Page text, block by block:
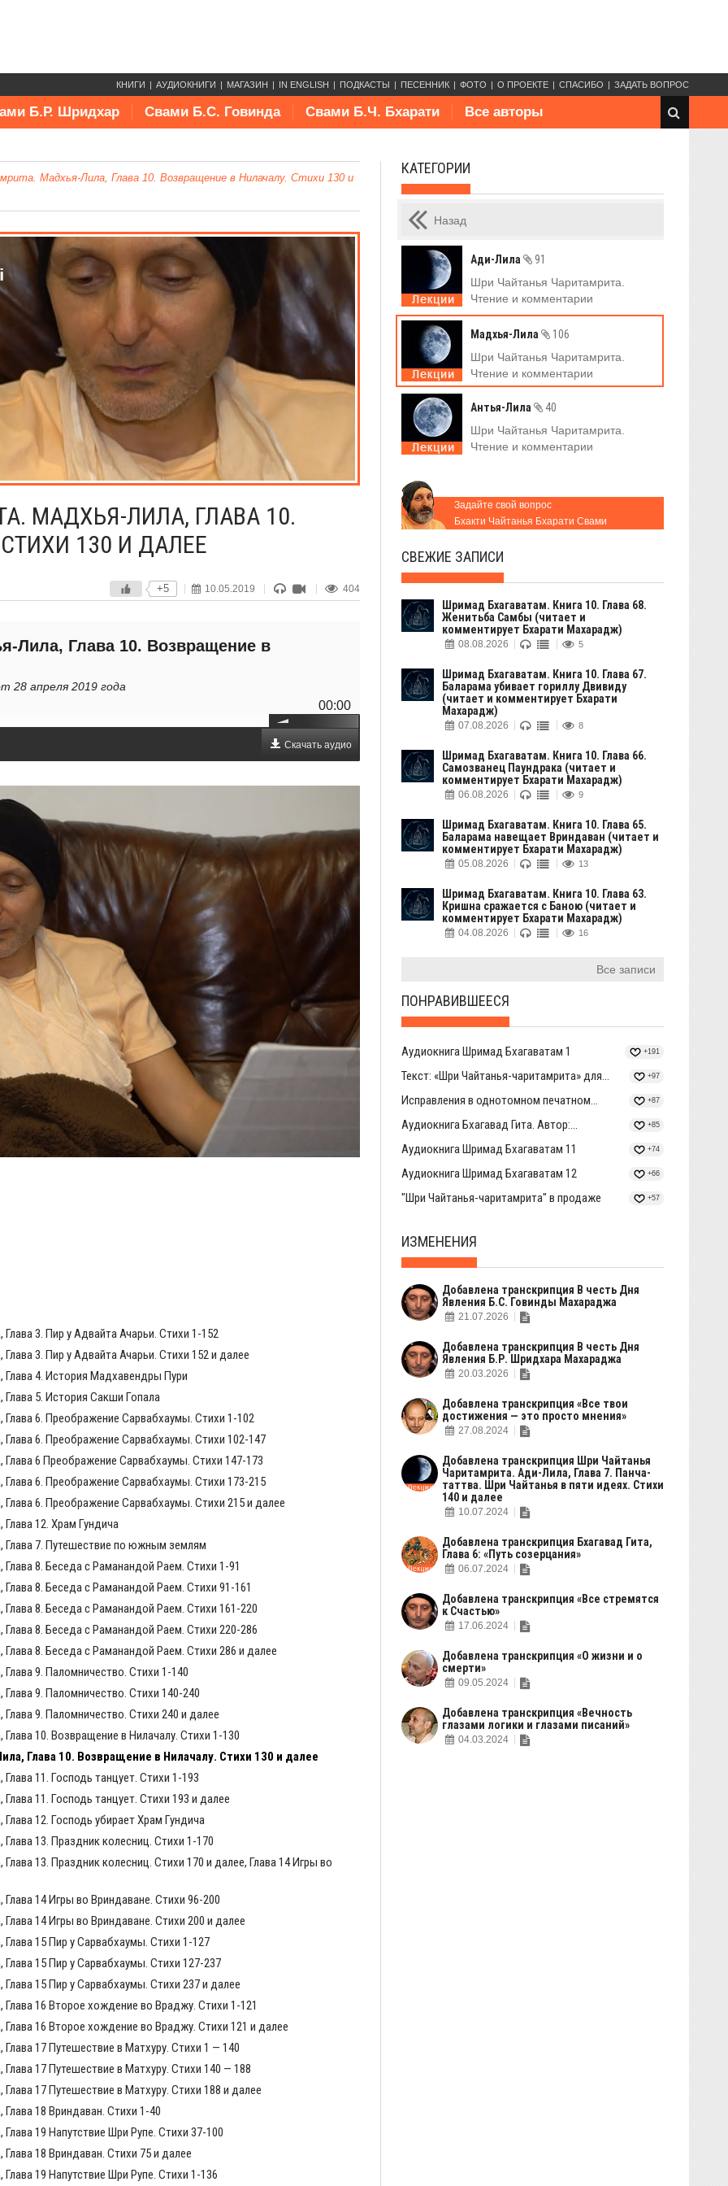
КНИГИ АУДИОКНИГИ МАГАЗИН IN ENGLISH ПОДКАСТЫ ПЕСЕННИК ФОТО О ПРОЕКТЕ СПАСИБО ЗАДАТЬ ВОПРОС
Б.Р. Шридхар Свами Б.С. Говинда Свами Б.Ч. Бхарати Все авторы
Мадхья-Лила, Глава 10. Возвращение в Нилачалу. Стихи 130 и
МАДХЬЯ-ЛИЛА, ГЛАВА 10.
130 И ДАЛЕЕ
+5 10.05.2019 404
Лила, Глава 10. Возвращение в
28 апреля 2019 года
00:00
Скачать аудио
3. Пир у Адвайта Ачарьи. Стихи 1-152
3. Пир у Адвайта Ачарьи. Стихи 152 и далее
4. История Мадхавендры Пури
5. История Сакши Гопала
6. Преображение Сарвабхаумы. Стихи 1-102
6. Преображение Сарвабхаумы. Стихи 102-147
6 Преображение Сарвабхаумы. Стихи 147-173
6. Преображение Сарвабхаумы. Стихи 173-215
6. Преображение Сарвабхаумы. Стихи 215 и далее
12. Храм Гундича
7. Путешествие по южным землям
8. Беседа с Раманандой Раем. Стихи 1-91
8. Беседа с Раманандой Раем. Стихи 91-161
8. Беседа с Раманандой Раем. Стихи 161-220
8. Беседа с Раманандой Раем. Стихи 220-286
8. Беседа с Раманандой Раем. Стихи 286 и далее
9. Паломничество. Стихи 1-140
9. Паломничество. Стихи 140-240
9. Паломничество. Стихи 240 и далее
10. Возвращение в Нилачалу. Стихи 1-130
Глава 10. Возвращение в Нилачалу. Стихи 130 и далее
11. Господь танцует. Стихи 1-193
11. Господь танцует. Стихи 193 и далее
12. Господь убирает Храм Гундича
13. Праздник колесниц. Стихи 1-170
13. Праздник колесниц. Стихи 170 и далее, Глава 14 Игры во
14 Игры во Вриндаване. Стихи 96-200
14 Игры во Вриндаване. Стихи 200 и далее
15 Пир у Сарвабхаумы. Стихи 1-127
15 Пир у Сарвабхаумы. Стихи 127-237
15 Пир у Сарвабхаумы. Стихи 237 и далее
16 Второе хождение во Враджу. Стихи 1-121
16 Второе хождение во Враджу. Стихи 121 и далее
17 Путешествие в Матхуру. Стихи 1 — 140
17 Путешествие в Матхуру. Стихи 140 — 188
17 Путешествие в Матхуру. Стихи 188 и далее
18 Вриндаван. Стихи 1-40
19 Напутствие Шри Рупе. Стихи 37-100
18 Вриндаван. Стихи 75 и далее
19 Напутствие Шри Рупе. Стихи 1-136
КАТЕГОРИИ
Назад
Ади-Лила
91
Шри Чайтанья Чаритамрита.
Чтение и комментарии
Мадхья-Лила
106
Шри Чайтанья Чаритамрита.
Чтение и комментарии
Антья-Лила
40
Шри Чайтанья Чаритамрита.
Чтение и комментарии
Задайте свой вопрос
Бхакти Чайтанья Бхарати Свами
СВЕЖИЕ ЗАПИСИ
Шримад Бхагаватам. Книга 10. Глава 68.
Женитьба Самбы (читает и
комментирует Бхарати Махарадж)
08.08.2026 5
Шримад Бхагаватам. Книга 10. Глава 67.
Баларама убивает гориллу Двивиду
(читает и комментирует Бхарати
Махарадж)
07.08.2026 8
Шримад Бхагаватам. Книга 10. Глава 66.
Самозванец Паундрака (читает и
комментирует Бхарати Махарадж)
06.08.2026 9
Шримад Бхагаватам. Книга 10. Глава 65.
Баларама навещает Вриндаван (читает и
комментирует Бхарати Махарадж)
05.08.2026 13
Шримад Бхагаватам. Книга 10. Глава 63.
Кришна сражается с Баною (читает и
комментирует Бхарати Махарадж)
04.08.2026 16
Все записи
ПОНРАВИВШЕЕСЯ
Аудиокнига Шримад Бхагаватам 1 +191
Текст: «Шри Чайтанья-чаритамрита» для... +97
Исправления в однотомном печатном... +87
Аудиокнига Бхагавад Гита. Автор:... +85
Аудиокнига Шримад Бхагаватам 11 +74
Аудиокнига Шримад Бхагаватам 12 +66
"Шри Чайтанья-чаритамрита" в продаже +57
ИЗМЕНЕНИЯ
Добавлена транскрипция В честь Дня
Явления Б.С. Говинды Махараджа
21.07.2026
Добавлена транскрипция В честь Дня
Явления Б.Р. Шридхара Махараджа
20.03.2026
Добавлена транскрипция «Все твои
достижения — это просто мнения»
27.08.2024
Добавлена транскрипция Шри Чайтанья
Чаритамрита. Ади-Лила, Глава 7. Панча-
таттва. Шри Чайтанья в пяти идеях. Стихи
140 и далее
10.07.2024
Добавлена транскрипция Бхагавад Гита,
Глава 6: «Путь созерцания»
06.07.2024
Добавлена транскрипция «Все стремятся
к Счастью»
17.06.2024
Добавлена транскрипция «О жизни и о
смерти»
09.05.2024
Добавлена транскрипция «Вечность
глазами логики и глазами писаний»
04.03.2024